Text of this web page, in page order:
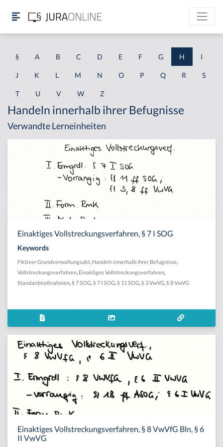
§ A B C D E F G H I
J K L M N O P Q R S
T U V W Z
Handeln innerhalb ihrer Befugnisse
Verwandte Lerneinheiten
Einaktiges Vollstreckungsverfahren, § 7 I SOG
Keywords
Fiktiver Grundverwaltungsakt Handeln innerhalb ihrer Befugnisse
Vollstreckungsverfahren Einaktiges Vollstreckungsverfahren
Standardmaßnahmen § 7 SOG § 7 I SOG § 11 SOG § 3 VwVG § 8 VwVG
Einaktiges Vollstreckungsverfahren, § 8 VwVfG Bln, § 6
II VwVG